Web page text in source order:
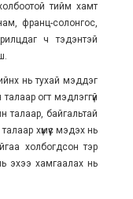
тийм хамт
франц-солонгос,
ч тэдэнтэй
нь тухай мэддэг
огт мэдлэггүй
талаар, байгальтай
хүмүүс мэдэх нь
холбогдсон тэр
эхээ хамгаалах нь